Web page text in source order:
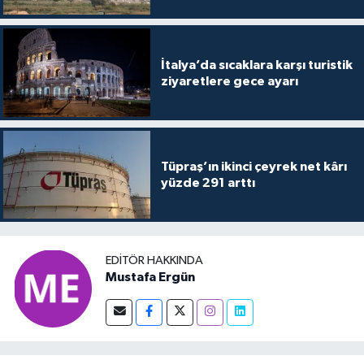
İtalya’da sıcaklara karşı turistik
ziyaretlere gece ayarı
Tüpraş’ın ikinci çeyrek net kârı
yüzde 291 arttı
EDITÖR HAKKINDA
Mustafa Ergün